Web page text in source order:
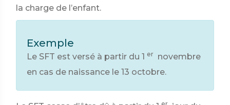
la charge de l’enfant.
Exemple
Le SFT est versé à partir du 1 er novembre
en cas de naissance le 13 octobre.